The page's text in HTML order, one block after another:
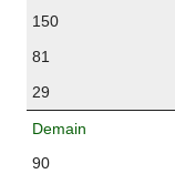
150
81
29
Demain
90